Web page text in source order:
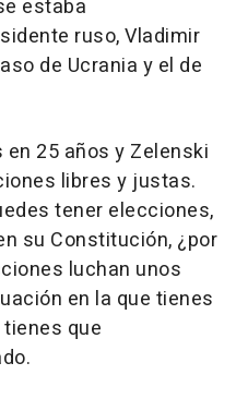
estaba
ruso, Vladimir
de Ucrania y el de
25 años y Zelenski
libres y justas.
tener elecciones,
su Constitución, ¿por
luchan unos
en la que tienes
que